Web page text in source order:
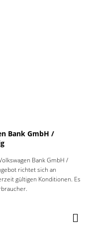
Bank GmbH /
Bank GmbH /
richtet sich an
gültigen Konditionen. Es